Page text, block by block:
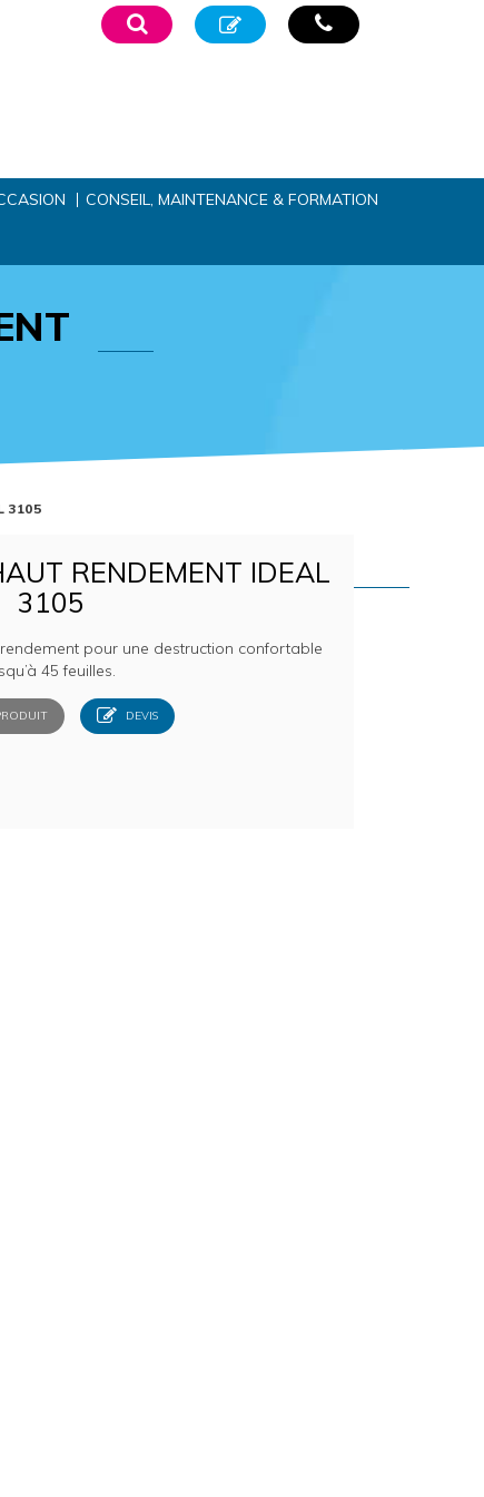
CONSEIL, MAINTENANCE & FORMATION
3105
RENDEMENT IDEAL
3105
pour une destruction confortable
45 feuilles.
DEVIS